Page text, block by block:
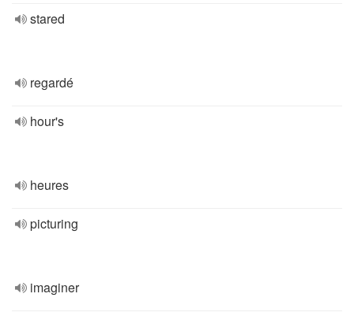
stared
regardé
hour's
heures
picturing
imaginer